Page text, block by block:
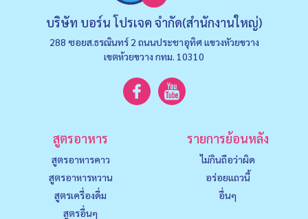
บริษัท บอร์น โปรเจค จำกัด(สำนักงานใหญ่)
288 ซอยส.ธรณินทร์ 2 ถนนประชาอุทิศ แขวงหัวยขวาง
เขตห้วยขวาง กทม. 10310
สูตรอาหาร
สูตรอาหารคาว
สูตรอาหารหวาน
สูตรเครื่องดื่ม
สูตรอื่นๆ
รายการย้อนหลัง
ไม่กินถือว่าผิด
อร่อยแถวนี้
อื่นๆ